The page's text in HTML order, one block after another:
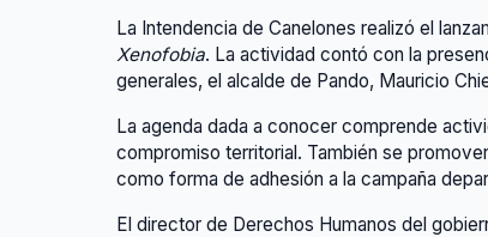
La Intendencia de Canelones realizó el
Xenofobia. La actividad contó con la
generales, el alcalde de Pando, Mauricio
La agenda dada a conocer comprende
compromiso territorial. También se
como forma de adhesión a la campaña
El director de Derechos Humanos del